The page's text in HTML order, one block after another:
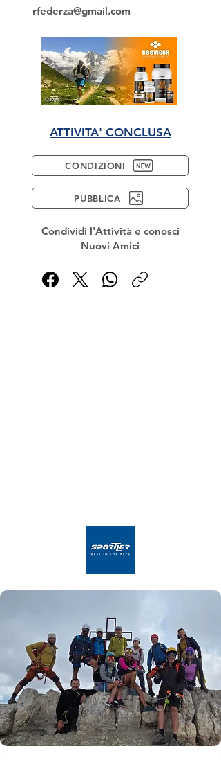
rfederza@gmail.com
ATTIVITA' CONCLUSA
CONDIZIONI
PUBBLICA
Condividi l'Attività e conosci
Nuovi Amici